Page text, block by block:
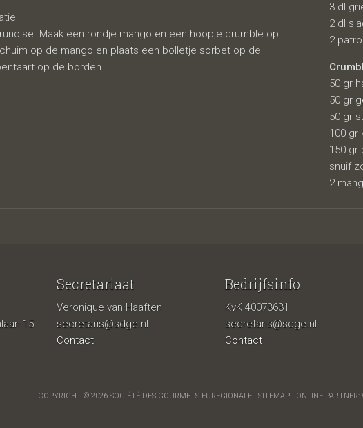
Maak een rondje mango en een hoopje crumble op
op de mango en plaats een bolletje sorbet op de
op de borden.
3 dl
2 dl
2
50 gr
50 gr
50 gr
100 gr
150 gr
snuif
2
15
Secretariaat
Veronique van Haaften
secretaris@sdge.nl
Contact
Bedrijfsinfo
KvK 40073631
secretaris@sdge.nl
Contact
COPYRIGHT © 2026 SOCIÉTÉ DES GOURMETS EUREGIONALE | SITEMAP| ONLINE PARTNER: